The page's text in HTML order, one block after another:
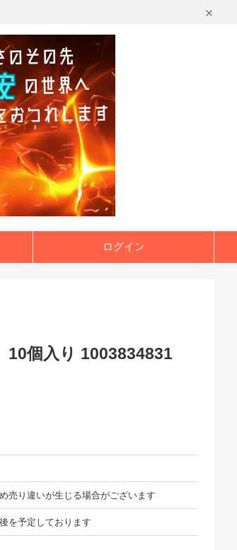
ログイン
個入り 1003834831
売り違いが生じる場合がございます
を予定しております